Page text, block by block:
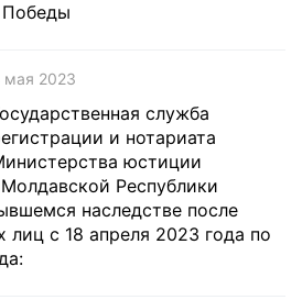
мая 2023
служба
и нотариата
юстиции
Республики
наследстве после
с 18 апреля 2023 года по